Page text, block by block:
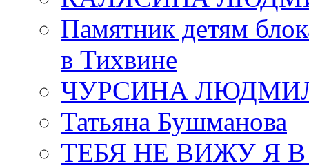
Памятник детям
в Тихвине
ЧУРСИНА
Татьяна Бушманова
ТЕБЯ НЕ ВИЖУ Я